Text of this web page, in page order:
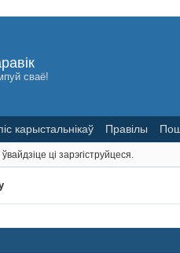
сваё!
карыстальнікаў Правілы
ці зарэгіструйцеся.